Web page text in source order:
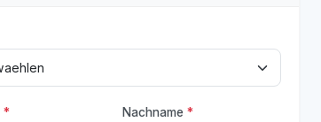
* Nachname *